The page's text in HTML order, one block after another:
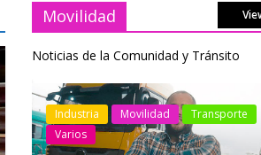
Movilidad
Noticias de la Comunidad y Tránsito
Industria Movilidad
Transporte
Varios